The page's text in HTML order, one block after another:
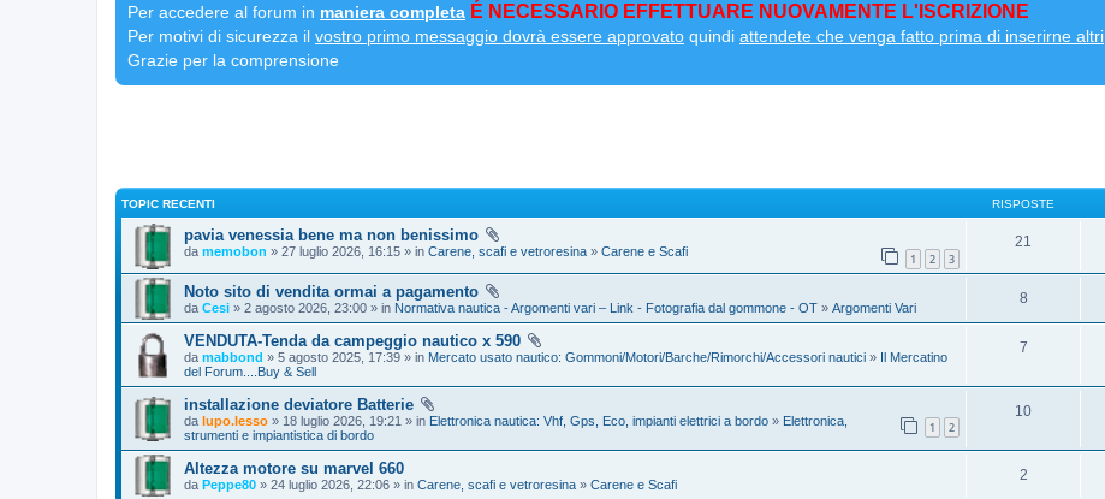
Per accedere al forum in maniera completa É NECESSARIO EFFETTUARE NUOVAMENTE L'ISCRIZIONE
Per motivi di sicurezza il vostro primo messaggio dovrà essere approvato quindi attendete che venga fatto prima di inserirne altri
Grazie per la comprensione
TOPIC RECENTI RISPOSTE
pavia venessia bene ma non benissimo
1 2 3
da memobon » 27 luglio 2026, 16:15 » in Carene, scafi e vetroresina » Carene e Scafi
21
Noto sito di vendita ormai a pagamento
da Cesi » 2 agosto 2026, 23:00 » in Normativa nautica - Argomenti vari – Link - Fotografia dal gommone - OT » Argomenti Vari
8
VENDUTA-Tenda da campeggio nautico x 590
da mabbond » 5 agosto 2025, 17:39 » in Mercato usato nautico: Gommoni/Motori/Barche/Rimorchi/Accessori nautici » Il Mercatino
del Forum....Buy & Sell
7
installazione deviatore Batterie
1 2
da lupo.lesso » 18 luglio 2026, 19:21 » in Elettronica nautica: Vhf, Gps, Eco, impianti elettrici a bordo » Elettronica,
strumenti e impiantistica di bordo
10
Altezza motore su marvel 660
da Peppe80 » 24 luglio 2026, 22:06 » in Carene, scafi e vetroresina » Carene e Scafi
2